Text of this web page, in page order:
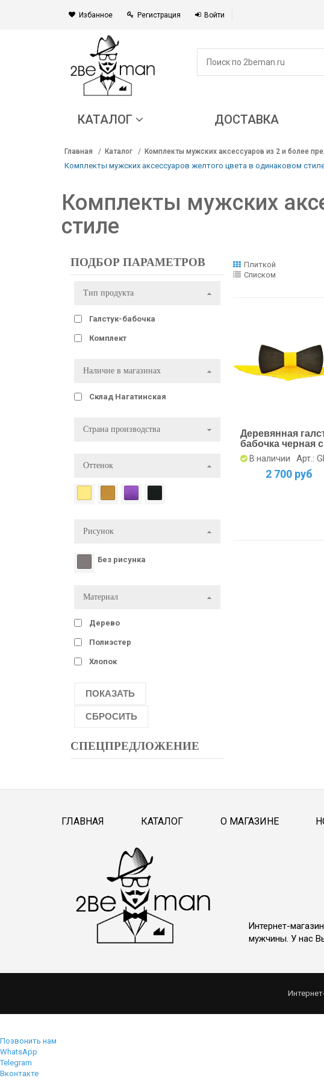
Избанное Регистрация Войти
КАТАЛОГ ДОСТАВКА
Главная Каталог Комплекты мужских аксессуаров из 2 и более
Комплекты мужских аксессуаров желтого цвета в одинаковом
Комплекты мужских
стиле
ПОДБОР ПАРАМЕТРОВ
Тип продукта
Галстук-бабочка
Комплект
Наличие в магазинах
Склад Нагатинская
Страна производства
Оттенок
Рисунок
Без рисунка
Материал
Дерево
Полиэстер
Хлопок
СПЕЦПРЕДЛОЖЕНИЕ
Плиткой
Списком
Деревянная
бабочка черная с
ярко-желтым
платком
В наличии Арт.:
2 700 руб
ГЛАВНАЯ КАТАЛОГ О МАГАЗИНЕ
Интернет-
мужчины. У нас
Позвонить нам
WhatsApp
Telegram
Вконтакте